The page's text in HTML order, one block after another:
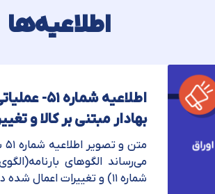
اطلاعیه‌ها
اطلاعیه
بهادار مبتنی بر کالا و
شماره ۱۱) و تغییرات اعمال شده در الگوی فروش ارز(الگوی شماره ۲) در نسخه ...